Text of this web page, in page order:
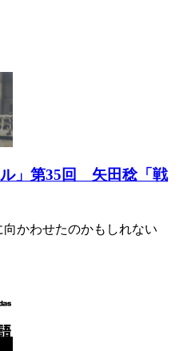
ル」第35回 矢田稔「戦
かわせたのかもしれない